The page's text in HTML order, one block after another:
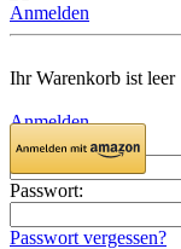
Anmelden
Ihr Warenkorb ist leer
Anmelden
Email:
Passwort:
Passwort vergessen?